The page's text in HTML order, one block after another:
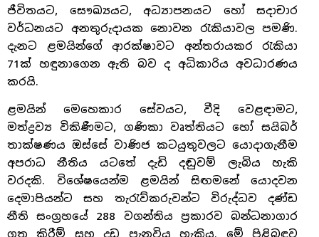
ජීවිතයට, සෞඛ්‍යයට, අධ්‍යාපනයට හෝ සදාචාර
වර්ධනයට අනතුරුදායක නොවන රැකියාවල පමණි.
දැනට ළමයින්ගේ ආරක්ෂාවට අන්තරායකර රැකියා
71ක් හඳුනාගෙන ඇති බව ද අධිකාරිය අවධාරණය
කරයි.
ළමයින් මෙහෙකාර සේවයට, වීදි වෙළඳාමට,
මත්ද්‍රව්‍ය විකිණීමට, ගණිකා වෘත්තියට හෝ සයිබර්
තාක්ෂණය ඔස්සේ වාණිජ කටයුතුවලට යොදාගැනීම
අපරාධ නීතිය යටතේ දැඩි දඬුවම් ලැබිය හැකි
වරදකි. විශේෂයෙන්ම ළමයින් සිඟමනේ යොදවන
දෙමාපියන්ට සහ තැරැව්කරුවන්ට විරුද්ධව දණ්ඩ
නීති සංග්‍රහයේ 288 වගන්තිය ප්‍රකාරව බන්ධනාගාර
ගත කිරීම් සහ දඩ පැනවිය හැකිය. මේ පිළිබඳව